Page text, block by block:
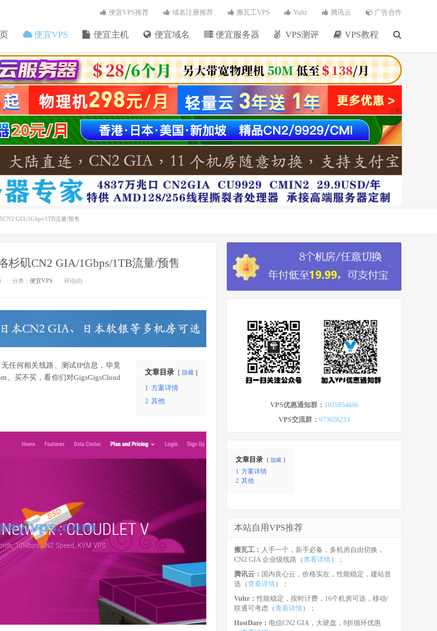
便宜VPS 便宜主机 便宜域名 便宜服务器 VPS测评 VPS教程
便宜VPS推荐 域名注册推荐 搬瓦工VPS Vultr 腾讯云 广告合作
CN2 GIA/1Gbps/1TB流量/预售
杉矶CN2 GIA/1Gbps/1TB流量/预售
分类： 便宜VPS 评论(0)
文章目录 隐藏
1 方案详情
2 其他
任何相关线路、测试IP信息，毕竟
。买不买，看你们对GigsGigsCloud
VPS优惠通知群： 1035854666
VPS交流群： 973028233
文章目录 隐藏
1 方案详情
2 其他
本站自用VPS推荐
搬瓦工： 人手一个，新手必备，多机房自由切换，
CN2 GIA 企业级线路（查看详情）；
腾讯云： 国内良心云，价格实在，性能稳定，建站首
选（查看详情）；
Vultr：性能稳定，按时计费，16个机房可选，移动/
联通可考虑（查看详情）；
HostDare： 电信CN2 GIA，大硬盘，8折循环优惠